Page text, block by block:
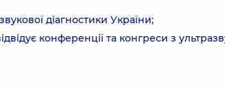
діагностики України;
конференції та конгреси з